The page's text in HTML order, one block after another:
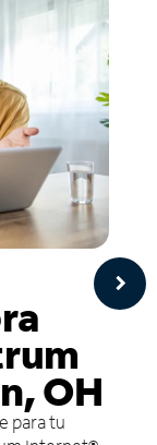
OH
para tu